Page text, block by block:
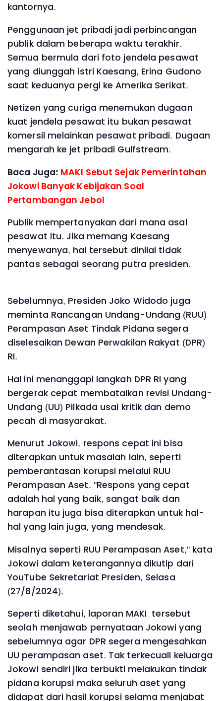
kantornya.
Penggunaan jet pribadi jadi perbincangan
publik dalam beberapa waktu terakhir.
Semua bermula dari foto jendela pesawat
yang diunggah istri Kaesang, Erina Gudono
saat keduanya pergi ke Amerika Serikat.
Netizen yang curiga menemukan dugaan
kuat jendela pesawat itu bukan pesawat
komersil melainkan pesawat pribadi. Dugaan
mengarah ke jet pribadi Gulfstream.
Baca Juga: MAKI Sebut Sejak Pemerintahan
Jokowi Banyak Kebijakan Soal
Pertambangan Jebol
Publik mempertanyakan dari mana asal
pesawat itu. Jika memang Kaesang
menyewanya, hal tersebut dinilai tidak
pantas sebagai seorang putra presiden.
Sebelumnya, Presiden Joko Widodo juga
meminta Rancangan Undang-Undang (RUU)
Perampasan Aset Tindak Pidana segera
diselesaikan Dewan Perwakilan Rakyat (DPR)
RI.
Hal ini menanggapi langkah DPR RI yang
bergerak cepat membatalkan revisi Undang-
Undang (UU) Pilkada usai kritik dan demo
pecah di masyarakat.
Menurut Jokowi, respons cepat ini bisa
diterapkan untuk masalah lain, seperti
pemberantasan korupsi melalui RUU
Perampasan Aset. "Respons yang cepat
adalah hal yang baik, sangat baik dan
harapan itu juga bisa diterapkan untuk hal-
hal yang lain juga, yang mendesak.
Misalnya seperti RUU Perampasan Aset," kata
Jokowi dalam keterangannya dikutip dari
YouTube Sekretariat Presiden, Selasa
(27/8/2024).
Seperti diketahui, laporan MAKI tersebut
seolah menjawab pernyataan Jokowi yang
sebelumnya agar DPR segera mengesahkan
UU perampasan aset. Tak terkecuali keluarga
Jokowi sendiri jika terbukti melakukan tindak
pidana korupsi maka seluruh aset yang
didapat dari hasil korupsi selama menjabat